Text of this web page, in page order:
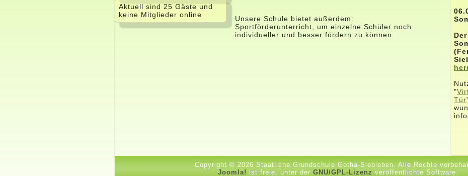
Aktuell sind 25 Gäste und
keine Mitglieder online
Unsere Schule bietet außerdem:
Sportförderunterricht, um einzelne Schüler noch
individueller und besser fördern zu können
"
Tür
Copyright © 2026 Staatliche Grundschule Gotha-Siebleben. Alle Rechte
Joomla! ist freie, unter der GNU/GPL-Lizenz veröffentlichte Software.